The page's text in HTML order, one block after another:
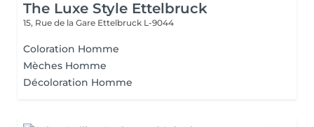
The Luxe Style Ettelbruck
15, Rue de la Gare Ettelbruck L-9044
Coloration Homme
Mèches Homme
Décoloration Homme